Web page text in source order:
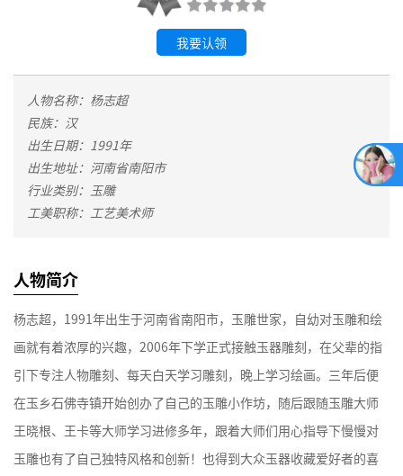
我要认领
人物名称：杨志超
民族：汉
出生日期：1991年
出生地址：河南省南阳市
行业类别：玉雕
工美职称：工艺美术师
人物简介
杨志超，1991年出生于河南省南阳市，玉雕世家，自幼对玉雕和绘
画就有着浓厚的兴趣，2006年下学正式接触玉器雕刻，在父辈的指
引下专注人物雕刻、每天白天学习雕刻，晚上学习绘画。三年后便
在玉乡石佛寺镇开始创办了自己的玉雕小作坊，随后跟随玉雕大师
王晓根、王卡等大师学习进修多年，跟着大师们用心指导下慢慢对
玉雕也有了自己独特风格和创新！也得到大众玉器收藏爱好者的喜